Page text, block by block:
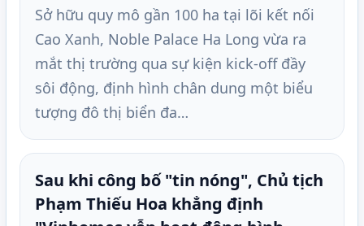
Sở hữu quy mô gần 100 ha tại lõi kết nối
Cao Xanh, Noble Palace Ha Long vừa ra
mắt thị trường qua sự kiện kick-off đầy
sôi động, định hình chân dung một biểu
tượng đô thị biển đa…
Sau khi công bố "tin nóng", Chủ tịch
Phạm Thiếu Hoa khẳng định